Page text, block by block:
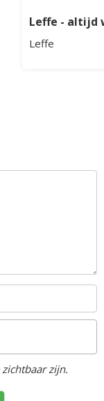
Leffe - altijd
Leffe
zijn.